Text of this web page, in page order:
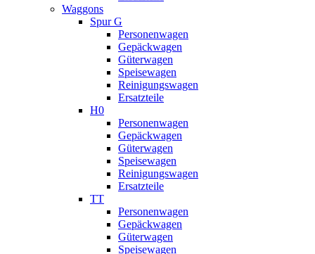
Waggons
Spur G
Personenwagen
Gepäckwagen
Güterwagen
Speisewagen
Reinigungswagen
Ersatzteile
H0
Personenwagen
Gepäckwagen
Güterwagen
Speisewagen
Reinigungswagen
Ersatzteile
TT
Personenwagen
Gepäckwagen
Güterwagen
Speisewagen